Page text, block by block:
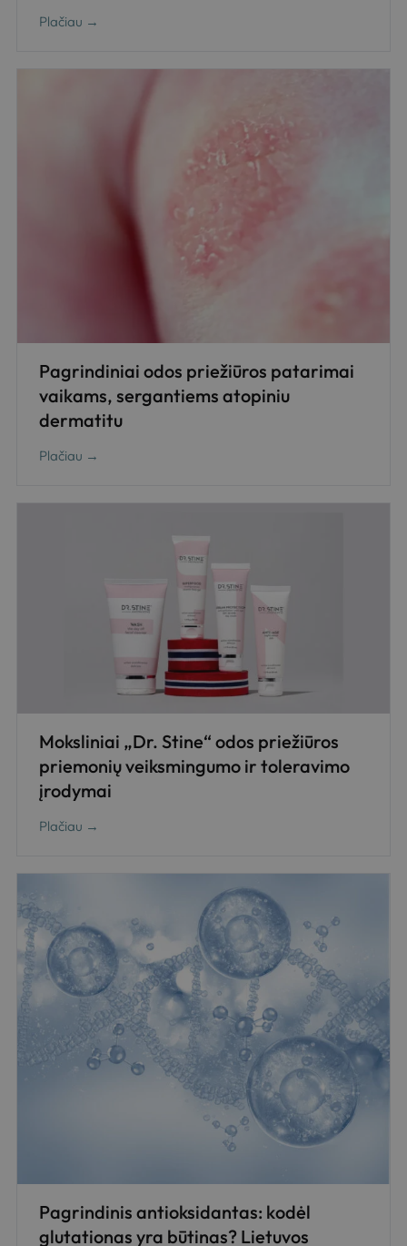
Plačiau →
Pagrindiniai odos priežiūros patarimai
vaikams, sergantiems atopiniu
dermatitu
Plačiau →
Moksliniai „Dr. Stine“ odos priežiūros
priemonių veiksmingumo ir toleravimo
įrodymai
Plačiau →
Pagrindinis antioksidantas: kodėl
glutationas yra būtinas? Lietuvos